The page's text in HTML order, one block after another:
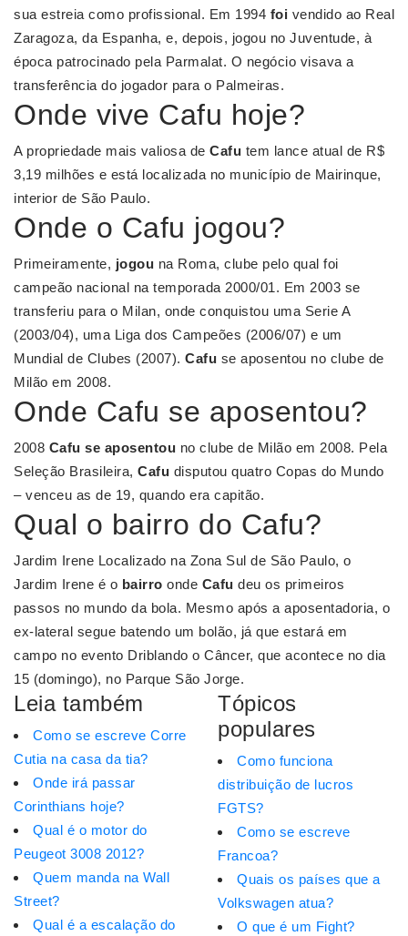
sua estreia como profissional. Em 1994 foi vendido ao Real
Zaragoza, da Espanha, e, depois, jogou no Juventude, à
época patrocinado pela Parmalat. O negócio visava a
transferência do jogador para o Palmeiras.
Onde vive Cafu hoje?
A propriedade mais valiosa de Cafu tem lance atual de R$
3,19 milhões e está localizada no município de Mairinque,
interior de São Paulo.
Onde o Cafu jogou?
Primeiramente, jogou na Roma, clube pelo qual foi
campeão nacional na temporada 2000/01. Em 2003 se
transferiu para o Milan, onde conquistou uma Serie A
(2003/04), uma Liga dos Campeões (2006/07) e um
Mundial de Clubes (2007). Cafu se aposentou no clube de
Milão em 2008.
Onde Cafu se aposentou?
2008 Cafu se aposentou no clube de Milão em 2008. Pela
Seleção Brasileira, Cafu disputou quatro Copas do Mundo
– venceu as de 19, quando era capitão.
Qual o bairro do Cafu?
Jardim Irene Localizado na Zona Sul de São Paulo, o
Jardim Irene é o bairro onde Cafu deu os primeiros
passos no mundo da bola. Mesmo após a aposentadoria, o
ex-lateral segue batendo um bolão, já que estará em
campo no evento Driblando o Câncer, que acontece no dia
15 (domingo), no Parque São Jorge.
Leia também
Como se escreve Corre
Cutia na casa da tia?
Onde irá passar
Corinthians hoje?
Qual é o motor do
Peugeot 3008 2012?
Quem manda na Wall
Street?
Qual é a escalação do
Tópicos
populares
Como funciona
distribuição de lucros
FGTS?
Como se escreve
Francoa?
Quais os países que a
Volkswagen atua?
O que é um Fight?